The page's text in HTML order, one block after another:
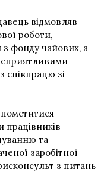
відмовляв
роботи,
фонду чайових, а
співпрацю зі
працівників
та
заробітної
з питань